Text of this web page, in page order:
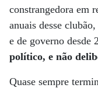
constrangedora em
anuais desse
e de governo desde
político, e não
Quase sempre